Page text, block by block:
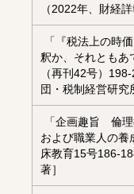
（2022年、財経詳
「『税法上の時
釈か、それともあ
（再刊42号）
団・税制経営研究
「企画趣旨 倫
および職業人の養
床教育15号186-
著］